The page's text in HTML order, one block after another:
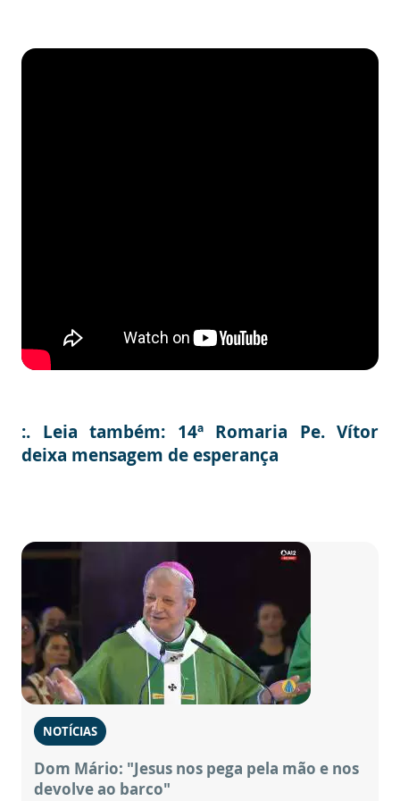
:. Leia também: 14ª Romaria Pe. Vítor
deixa mensagem de esperança
NOTÍCIAS
Dom Mário: "Jesus nos pega pela mão e nos
devolve ao barco"